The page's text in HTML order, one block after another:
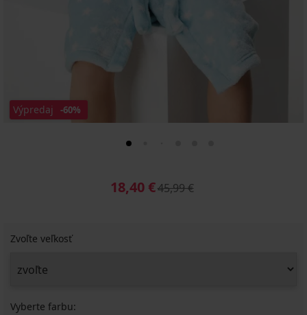
Výpredaj -60%
18,40 €45,99 €
Zvoľte veľkosť
Vyberte farbu: